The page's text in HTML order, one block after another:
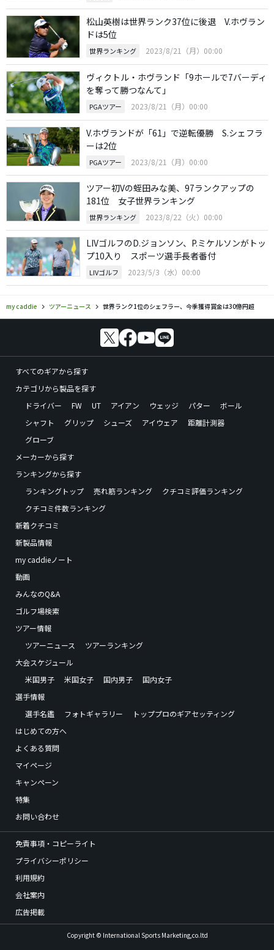
松山英樹は世界ランク37位に後退 V.ホヴラン
ドは5位
世界ランキング 2023/8/21（月）00:00
ヴィクトル・ホヴランド「9ホールで7バーディ
を奪って勝つなんて」
PGAツアー 2023/8/21（月）00:00
V.ホヴランドが「61」で逆転優勝 S.シェフラ
ーは2位
PGAツアー 2023/8/21（月）00:00
ツアー初Vの蛭田みな美、97ランクアップの
181位 女子世界ランキング
世界ランキング 2023/8/22（火）00:00
LIVゴルフのD.ジョンソン、P.ミケルソンがトッ
プ10入り スポーツ選手長者番付
LIVゴルフ 2023/5/3（水）00:00
my caddie ツアーニュース 世界ランク1位のシェフラー、今季獲得賞金は30億円超
すべてのギアから探す
カテゴリから製品を探す
ドライバー
FW UT アイアン ウェッジ パター
ボール
シャフト
グリップ シューズ アイウェア
距離計測器
グローブ
メーカーから探す
ランキングから探す
ランキングトップ
売れ筋ランキング
クチコミ評価ランキング
クチコミ件数ランキング
新着クチコミ
新製品情報
my caddieノート
動画
みんなのQ&A
ゴルフ場検索
ツアー情報
ツアーニュース
ツアーランキング
大会スケジュール
米国男子
米国女子 国内男子
国内女子
選手情報
選手名鑑
フォトギャラリー
トッププロのギアセッティング
はじめての方へ
よくある質問
マイページ
キャンペーン
特集
お問い合わせ
免責事項・コピーライト
プライバシーポリシー
利用規約
会社案内
広告掲載
Copyright © International Sports Marketing,co.ltd